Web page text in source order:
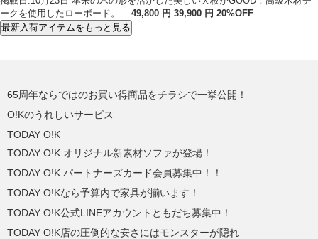
ークを使用したローボード。... 49,800 円 39,900 円 20%OFF
最新入荷アイテムをもっと見る
65周年ならではのお買い得商品をチラシで一挙公開！
O!Kのうれしいサービス
TODAY O!K
TODAY O!K オリジナル新素材ソファが登場！
TODAY O!K パートナーズカード会員募集中！！
TODAY O!Kなら予算内で家具が揃います！
TODAY O!K公式LINEアカウントともだち募集中！
TODAY O!K店の圧倒的な安さにはモンスターが隠れ